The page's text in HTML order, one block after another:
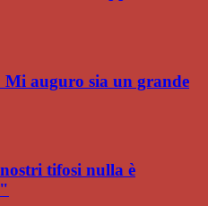
Mi auguro sia un grande
tifosi nulla è